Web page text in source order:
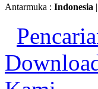
Antarmuka : Indonesia |